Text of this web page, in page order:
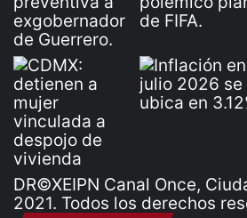
DR©XEIPN Canal Once,
2021. Todos los derechos